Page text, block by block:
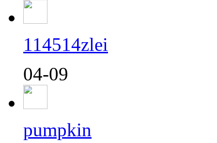
114514zlei
04-09
pumpkin